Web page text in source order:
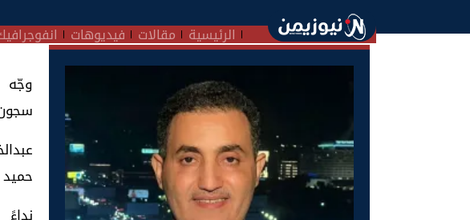
الرئيسية مقالات فيديوهات
وجّه